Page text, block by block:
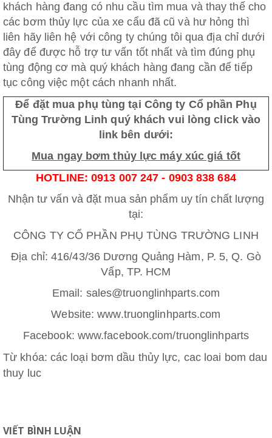
khách hàng đang có nhu cầu tìm mua và thay thế cho
các bơm thủy lực của xe cẩu đã cũ và hư hỏng thì
liên hãy liên hệ với công ty chúng tôi qua địa chỉ dưới
đây để được hỗ trợ tư vấn tốt nhất và tìm đúng phụ
tùng động cơ mà quý khách hàng đang cần để tiếp
tục công việc một cách nhanh nhất.
Để đặt mua phụ tùng tại Công ty Cổ phần Phụ
Tùng Trường Linh quý khách vui lòng click vào
link bên dưới:
Mua ngay bơm thủy lực máy xúc giá tốt
HOTLINE: 0913 007 247 - 0903 838 684
Nhận tư vấn và đặt mua sản phẩm uy tín chất lượng
tại:
CÔNG TY CỔ PHẦN PHỤ TÙNG TRƯỜNG LINH
Địa chỉ: 416/43/36 Dương Quảng Hàm, P. 5, Q. Gò
Vấp, TP. HCM
Email: sales@truonglinhparts.com
Website: www.truonglinhparts.com
Facebook: www.facebook.com/truonglinhparts
Từ khóa: các loại bơm dầu thủy lực, cac loai bom dau
thuy luc
VIẾT BÌNH LUẬN